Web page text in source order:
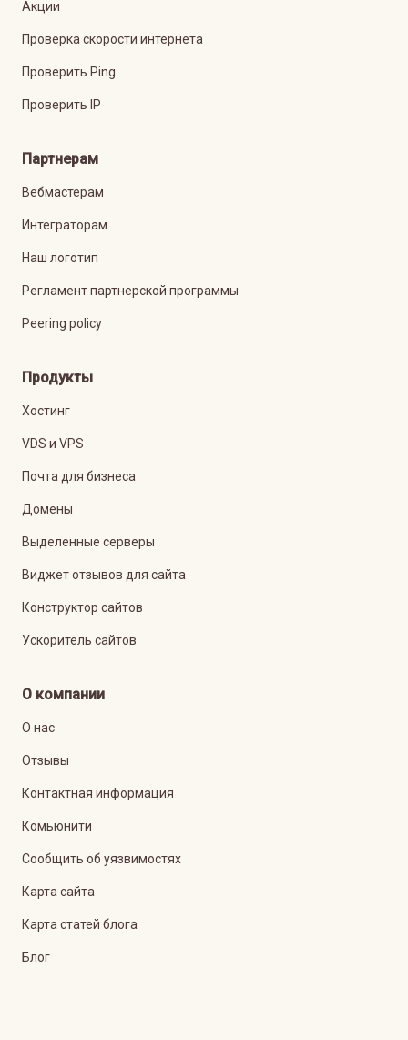
Акции
Проверка скорости интернета
Проверить Ping
Проверить IP
Партнерам
Вебмастерам
Интеграторам
Наш логотип
Регламент партнерской программы
Peering policy
Продукты
Хостинг
VDS и VPS
Почта для бизнеса
Домены
Выделенные серверы
Виджет отзывов для сайта
Конструктор сайтов
Ускоритель сайтов
О компании
О нас
Отзывы
Контактная информация
Комьюнити
Сообщить об уязвимостях
Карта сайта
Карта статей блога
Блог